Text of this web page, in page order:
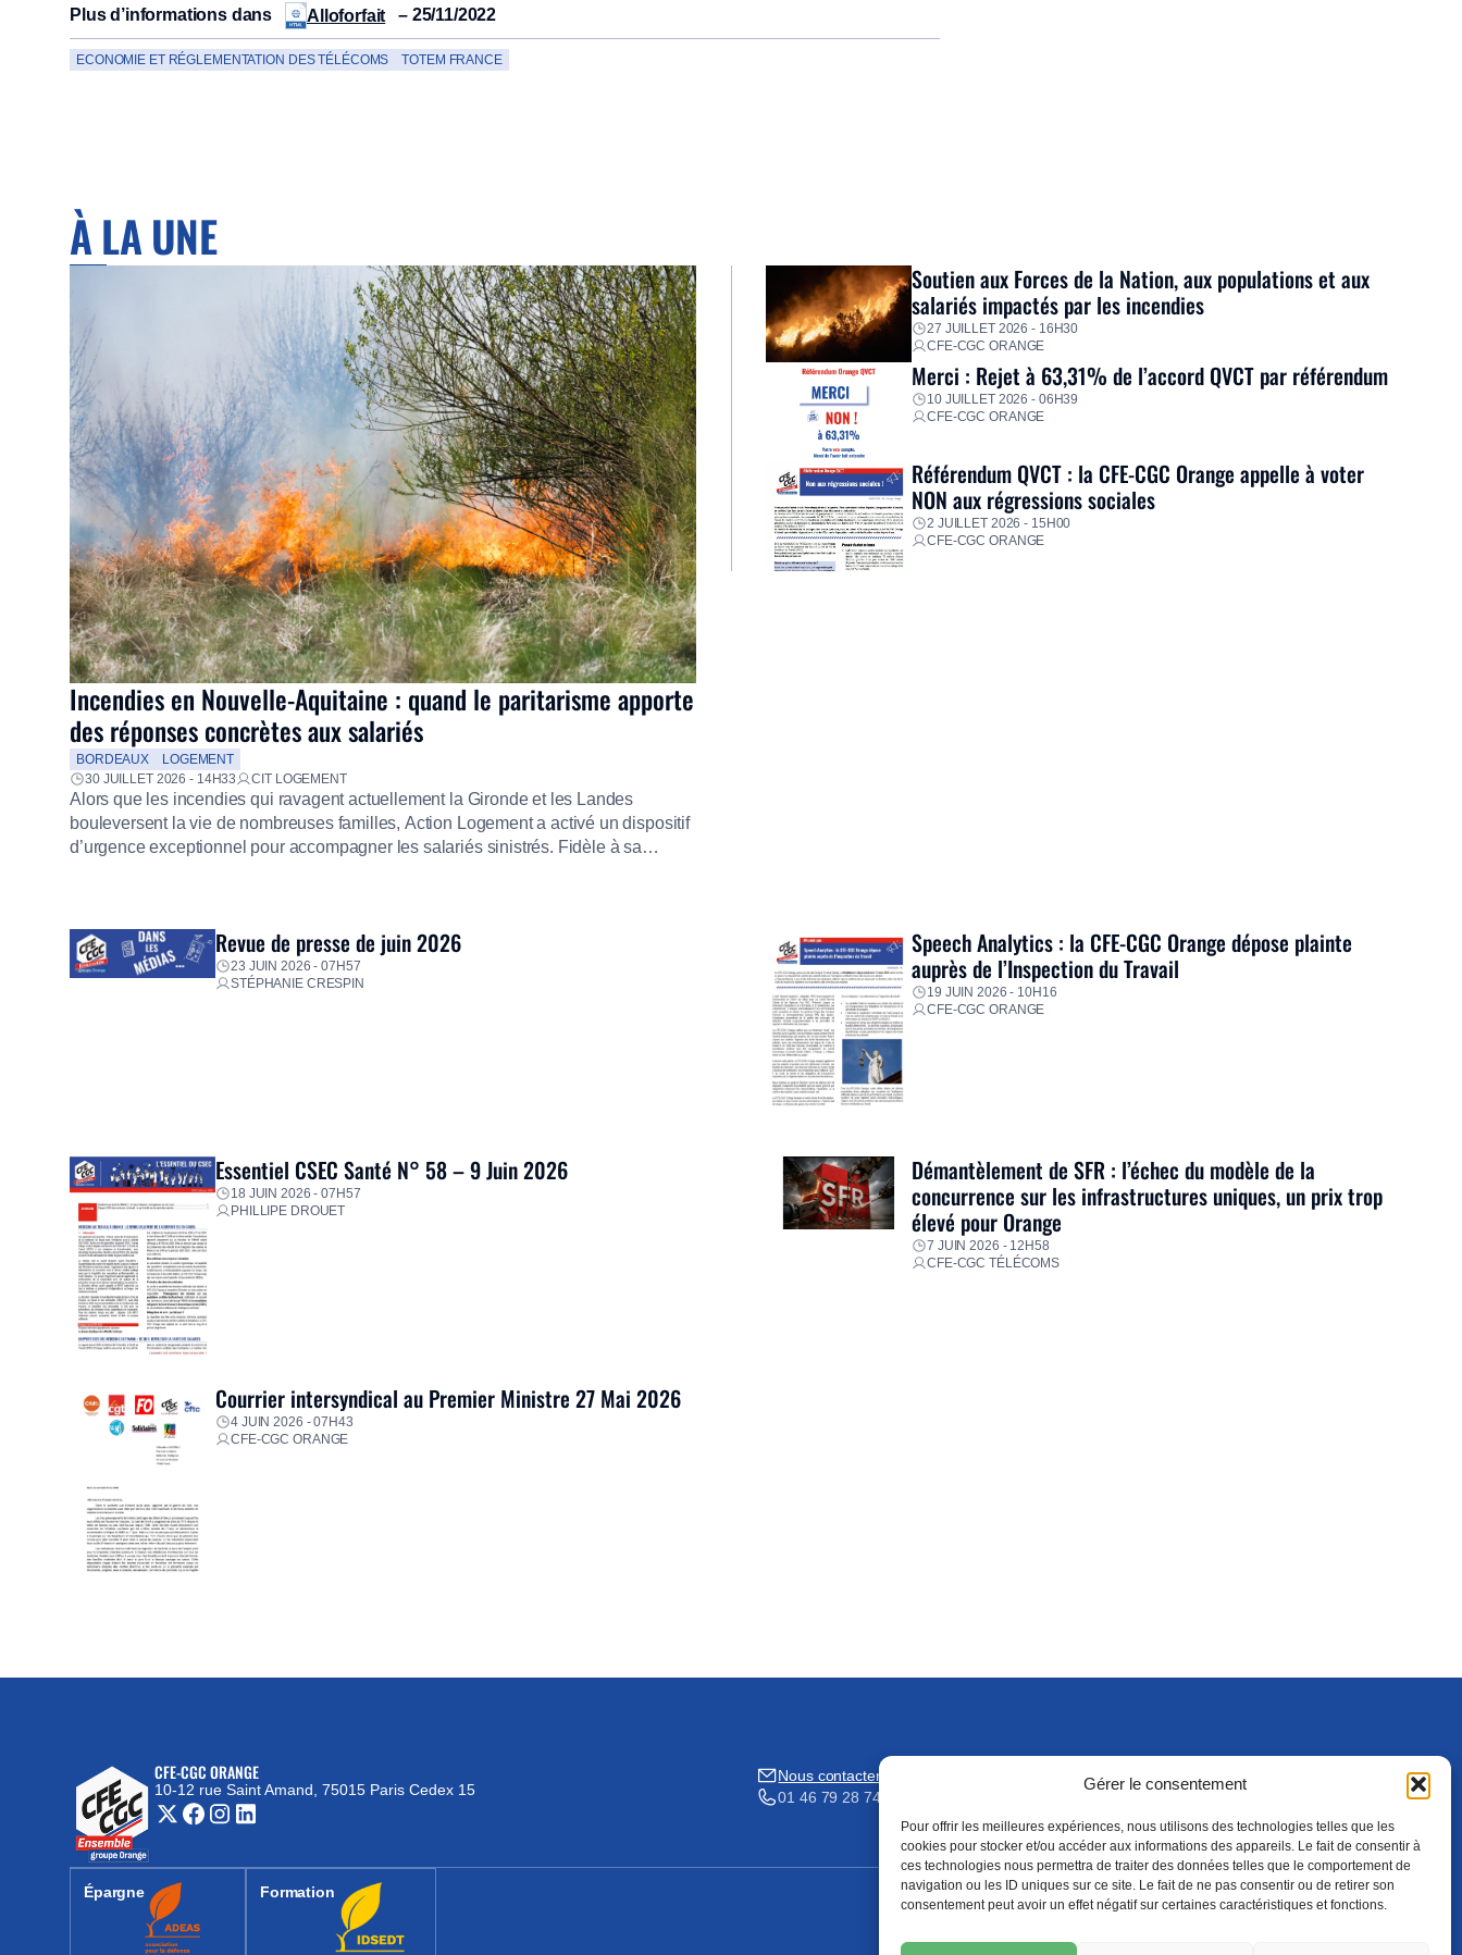
Gérer le consentement
Pour offrir les meilleures expériences, nous utilisons des technologies telles que les
cookies pour stocker et/ou accéder aux informations des appareils. Le fait de consentir à
ces technologies nous permettra de traiter des données telles que le comportement de
navigation ou les ID uniques sur ce site. Le fait de ne pas consentir ou de retirer son
consentement peut avoir un effet négatif sur certaines caractéristiques et fonctions.
Plus d’informations dans
Alloforfait – 25/11/2022
ECONOMIE ET RÉGLEMENTATION DES TÉLÉCOMS TOTEM FRANCE
À LA UNE
Incendies en Nouvelle-Aquitaine : quand le paritarisme apporte
des réponses concrètes aux salariés
BORDEAUX
LOGEMENT
30 JUILLET 2026 - 14H33
CIT LOGEMENT
Alors que les incendies qui ravagent actuellement la Gironde et les Landes
bouleversent la vie de nombreuses familles, Action Logement a activé un dispositif
d’urgence exceptionnel pour accompagner les salariés sinistrés. Fidèle à sa
Soutien aux Forces de la Nation, aux populations et aux
salariés impactés par les incendies
27 JUILLET 2026 - 16H30
CFE-CGC ORANGE
Merci : Rejet à 63,31% de l’accord QVCT par référendum
10 JUILLET 2026 - 06H39
CFE-CGC ORANGE
Référendum QVCT : la CFE-CGC Orange appelle à voter
NON aux régressions sociales
2 JUILLET 2026 - 15H00
CFE-CGC ORANGE
Revue de presse de juin 2026
23 JUIN 2026 - 07H57
STÉPHANIE CRESPIN
Speech Analytics : la CFE-CGC Orange dépose plainte
auprès de l’Inspection du Travail
19 JUIN 2026 - 10H16
CFE-CGC ORANGE
Essentiel CSEC Santé N° 58 – 9 Juin 2026
18 JUIN 2026 - 07H57
PHILLIPE DROUET
Démantèlement de SFR : l’échec du modèle de la
concurrence sur les infrastructures uniques, un prix trop
élevé pour Orange
7 JUIN 2026 - 12H58
CFE-CGC TÉLÉCOMS
Courrier intersyndical au Premier Ministre 27 Mai 2026
4 JUIN 2026 - 07H43
CFE-CGC ORANGE
CFE-CGC ORANGE
10-12 rue Saint Amand, 75015 Paris Cedex 15
(nouvelle fenêtre)
Nous contacter
01 46 79 28 74
S'ABONNER
(NOUVELLE FENÊTRE)
ADHÉRER
Épargne
(nouvelle fenêtre) Formation
(nouvelle fenêtre)